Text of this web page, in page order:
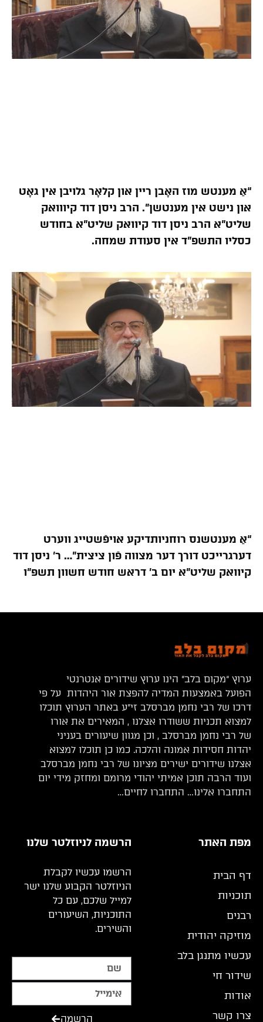
“אַ מענטש מוז האָבן ריין און קלאָר גלויבן אין גאָט
און נישט אין מענטשן”. הרב ניסן דוד קיווואק
שליט”א הרב ניסן דוד קיוואק שליט”א בחודש
כסליו התשפ”ד אין סעודת שמחה.
“אַ מענטשנס רוחניותדיקע אויפֿשטייג ווערט
דערגרייכט דורך דער מצווה פֿון ציצית”… ר’ ניסן דוד
קיוואק שליט”א יום ב’ דראש חודש חשוון תשפ”ו
ערוץ “מקום בלב” הינו ערוץ שידורים אנטרנטי
הפועל באמצעות המדיה להפצת אור היהדות על פי
דרכו של רבי נחמן מברסלב זי”ע באתר הערוץ תוכלו
למצוא תכניות ששודרו אצלנו , המאירים את אורו
של רבי נחמן מברסלב , וכן מגוון שיעורים בעניני
יהדות חסידות אמונה והלכה. כמו כן תוכלו למצוא
אצלנו שידורים ישירים מציונו של רבי נחמן מברסלב
ועוד הרבה תוכן אמיתי יהודי מרומם ומחזק מידי יום
התחברו אלינו… התחברו לחיים…
מפת האתר
דף הבית
תוכניות
רבנים
מוזיקה יהודית
עכשיו מתנגן בלב
שידור חי
אודות
צרו קשר
הרשמה לניוזלטר שלנו
הרשמו עכשיו לקבלת
הניוזלטר הקבוע שלנו ישר
למייל שלכם, עם כל
התוכניות, השיעורים
והשירים.
הרשמה